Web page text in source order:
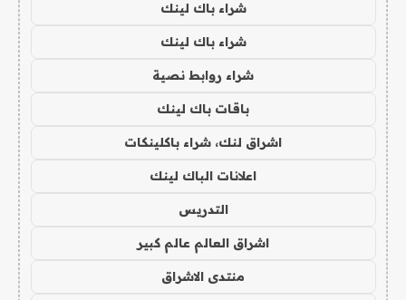
شراء باك لينك
شراء باك لينك
شراء روابط نصية
باقات باك لينك
اشراق لنك، شراء باكلينكات
اعلانات الباك لينك
التدريس
اشراق العالم عالم كبير
منتدى الاشراق